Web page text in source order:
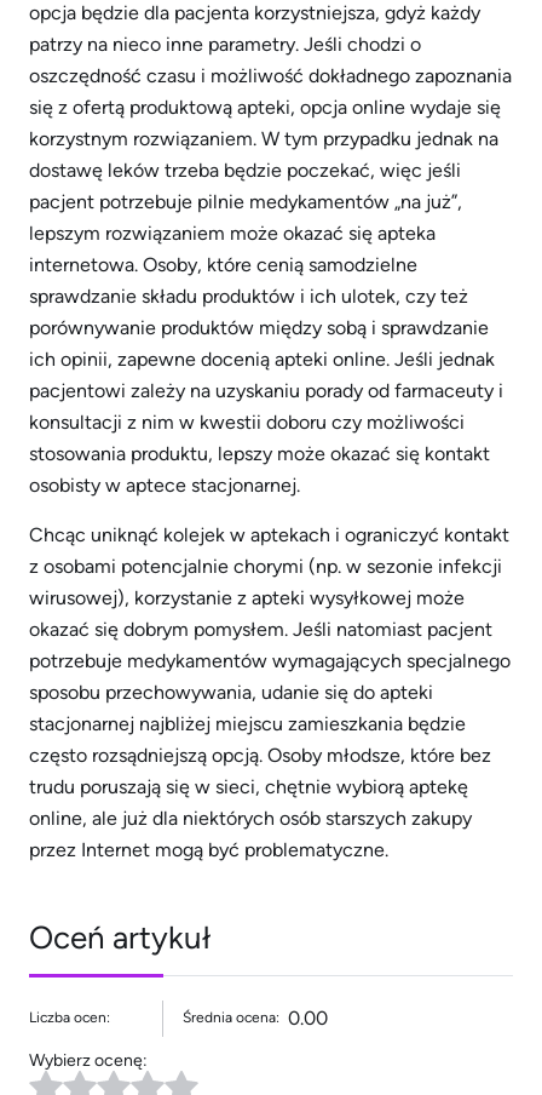
opcja będzie dla pacjenta korzystniejsza, gdyż każdy
patrzy na nieco inne parametry. Jeśli chodzi o
oszczędność czasu i możliwość dokładnego zapoznania
się z ofertą produktową apteki, opcja online wydaje się
korzystnym rozwiązaniem. W tym przypadku jednak na
dostawę leków trzeba będzie poczekać, więc jeśli
pacjent potrzebuje pilnie medykamentów „na już”,
lepszym rozwiązaniem może okazać się apteka
internetowa. Osoby, które cenią samodzielne
sprawdzanie składu produktów i ich ulotek, czy też
porównywanie produktów między sobą i sprawdzanie
ich opinii, zapewne docenią apteki online. Jeśli jednak
pacjentowi zależy na uzyskaniu porady od farmaceuty i
konsultacji z nim w kwestii doboru czy możliwości
stosowania produktu, lepszy może okazać się kontakt
osobisty w aptece stacjonarnej.
Chcąc uniknąć kolejek w aptekach i ograniczyć kontakt
z osobami potencjalnie chorymi (np. w sezonie infekcji
wirusowej), korzystanie z apteki wysyłkowej może
okazać się dobrym pomysłem. Jeśli natomiast pacjent
potrzebuje medykamentów wymagających specjalnego
sposobu przechowywania, udanie się do apteki
stacjonarnej najbliżej miejscu zamieszkania będzie
często rozsądniejszą opcją. Osoby młodsze, które bez
trudu poruszają się w sieci, chętnie wybiorą aptekę
online, ale już dla niektórych osób starszych zakupy
przez Internet mogą być problematyczne.
Oceń artykuł
Liczba ocen: Średnia ocena: 0.00
Wybierz ocenę: